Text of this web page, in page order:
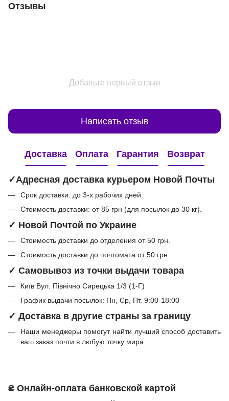
Отзывы
Добавьте первый отзыв
Написать отзыв
Доставка Оплата Гарантия Возврат
✓Адресная доставка курьером Новой Почты
Срок доставки: до 3-х рабочих дней.
Стоимость доставки: от 85 грн (для посылок до 30 кг).
✓ Новой Почтой по Украине
Стоимость доставки до отделения от 50 грн.
Стоимость доставки до почтомата от 50 грн.
✓ Самовывоз из точки выдачи товара
Київ Вул. Північно Сирецька 1/3 (1-Г)
График выдачи посылок: Пн, Ср, Пт. 9:00-18:00
✓ Доставка в другие страны за границу
Наши менеджеры помогут найти лучший способ доставить
ваш заказ почти в любую точку мира.
₴ Онлайн-оплата банковской картой